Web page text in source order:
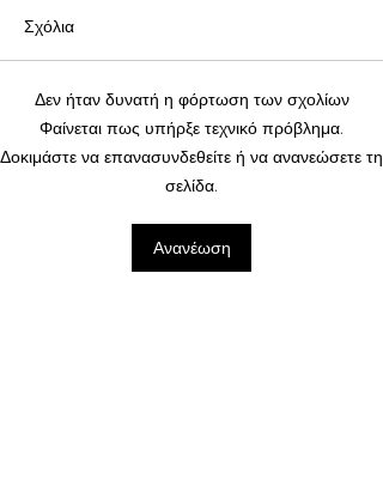
Σχόλια
Δεν ήταν δυνατή η φόρτωση των σχολίων
Φαίνεται πως υπήρξε τεχνικό πρόβλημα.
Δοκιμάστε να επανασυνδεθείτε ή να ανανεώσετε τη
σελίδα.
Ανανέωση